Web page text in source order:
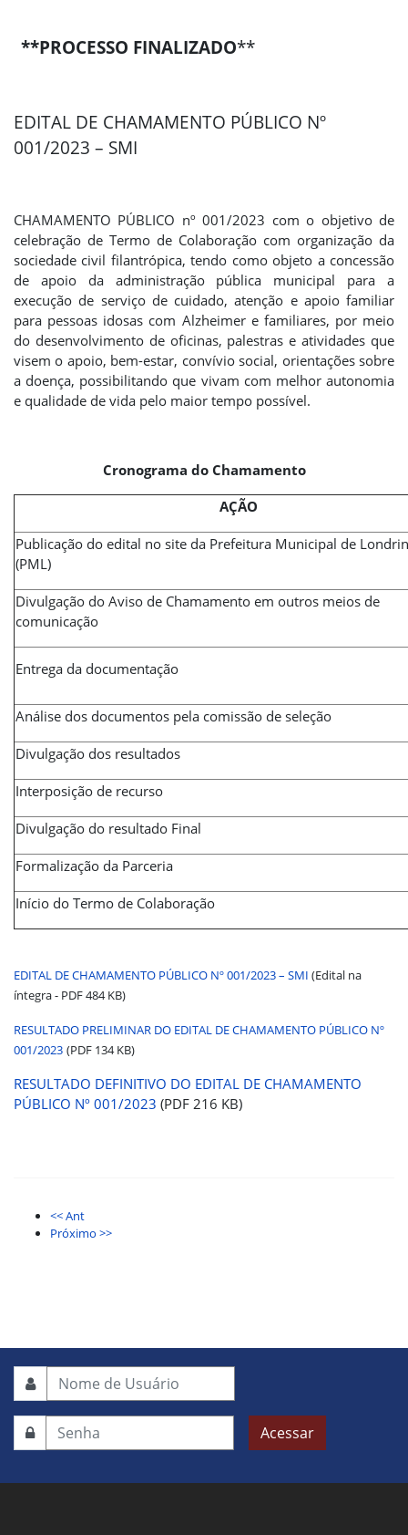
**PROCESSO FINALIZADO**
EDITAL DE CHAMAMENTO PÚBLICO Nº
001/2023 – SMI
CHAMAMENTO PÚBLICO nº 001/2023 com o objetivo de
celebração de Termo de Colaboração com organização da
sociedade civil filantrópica, tendo como objeto a concessão
de apoio da administração pública municipal para a
execução de serviço de cuidado, atenção e apoio familiar
para pessoas idosas com Alzheimer e familiares, por meio
do desenvolvimento de oficinas, palestras e atividades que
visem o apoio, bem-estar, convívio social, orientações sobre
a doença, possibilitando que vivam com melhor autonomia
e qualidade de vida pelo maior tempo possível.
Cronograma do Chamamento
AÇÃO
Publicação do edital no site da Prefeitura Municipal de
(PML)
Divulgação do Aviso de Chamamento em outros meios de
comunicação
Entrega da documentação
Análise dos documentos pela comissão de seleção
Divulgação dos resultados
Interposição de recurso
Divulgação do resultado Final
Formalização da Parceria
Início do Termo de Colaboração
EDITAL DE CHAMAMENTO PÚBLICO Nº 001/2023 – SMI (Edital na
íntegra - PDF 484 KB)
RESULTADO PRELIMINAR DO EDITAL DE CHAMAMENTO PÚBLICO Nº
001/2023 (PDF 134 KB)
RESULTADO DEFINITIVO DO EDITAL DE CHAMAMENTO
PÚBLICO Nº 001/2023 (PDF 216 KB)
<< Ant
Próximo >>
Acessar